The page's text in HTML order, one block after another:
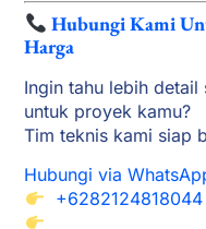
Hubungi Kami
Harga
Ingin tahu lebih
untuk proyek kamu?
Tim teknis kami siap
Hubungi via
+6282124818044